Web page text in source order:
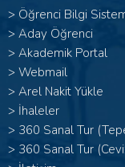
> Öğrenci Bilgi
> Aday Öğrenci
> Akademik Portal
> Webmail
> Arel Nakit Yükle
> İhaleler
> 360 Sanal Tur
> 360 Sanal Tur